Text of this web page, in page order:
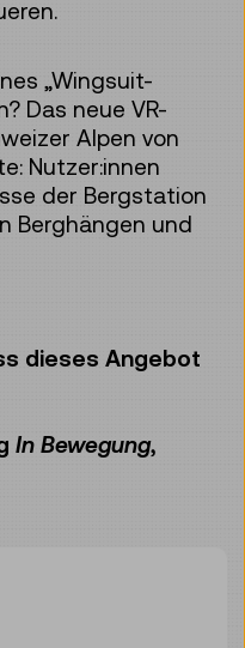
„Wingsuit-
Das neue VR-
Alpen von
Nutzer:innen
der Bergstation
Berghängen und
dieses Angebot
In Bewegung,